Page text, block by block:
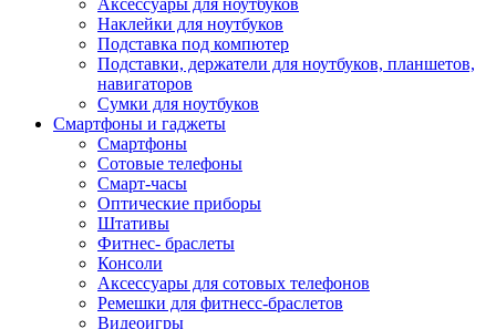
Аксессуары для ноутбуков
Наклейки для ноутбуков
Подставка под компютер
Подставки, держатели для ноутбуков, планшетов,
навигаторов
Сумки для ноутбуков
Смартфоны и гаджеты
Смартфоны
Сотовые телефоны
Смарт-часы
Оптические приборы
Штативы
Фитнес- браслеты
Консоли
Аксессуары для сотовых телефонов
Ремешки для фитнесс-браслетов
Видеоигры